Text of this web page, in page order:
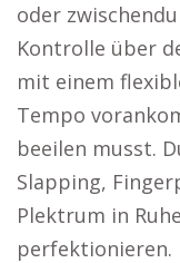
oder
Kontrolle über
mit einem
Tempo
beeilen musst.
Slapping,
Plektrum in
perfektionieren.